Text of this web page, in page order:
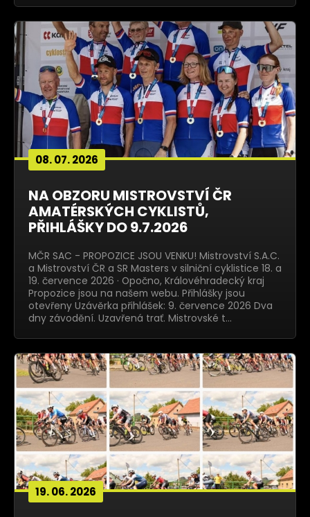
08. 07. 2026
NA OBZORU MISTROVSTVÍ ČR
AMATÉRSKÝCH CYKLISTŮ,
PŘIHLÁŠKY DO 9.7.2026
MČR SAC - PROPOZICE JSOU VENKU! Mistrovství S.A.C.
a Mistrovství ČR a SR Masters v silniční cyklistice 18. a
19. července 2026 · Opočno, Královéhradecký kraj
Propozice jsou na našem webu. Přihlášky jsou
otevřeny Uzávěrka přihlášek: 9. července 2026 Dva
dny závodění. Uzavřená trať. Mistrovské t…
19. 06. 2026